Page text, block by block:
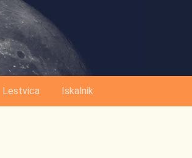
Lestvica Iskalnik